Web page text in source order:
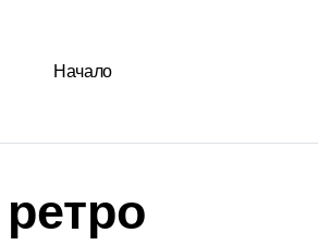
Начало
ретро